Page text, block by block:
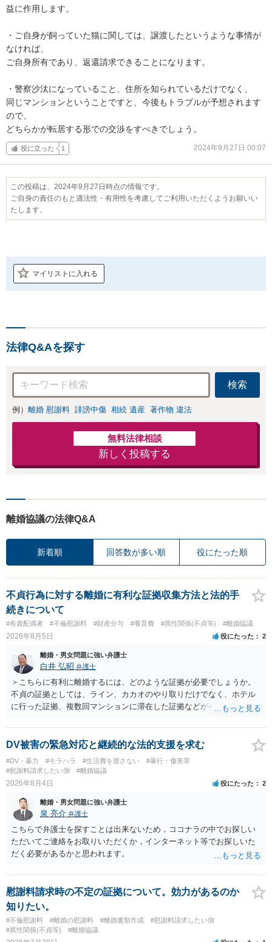
益に作用します。
・ご自身が飼っていた猫に関しては、譲渡したというような事情が
なければ、
ご自身所有であり、返還請求できることになります。
・警察沙汰になっていること、住所を知られているだけでなく、
同じマンションということですと、今後もトラブルが予想されます
ので、
どちらかが転居する形での交渉をすべきでしょう。
役に立った 1 2024年9月27日 00:07
この投稿は、2024年9月27日時点の情報です。
ご自身の責任のもと適法性・有用性を考慮してご利用いただくようお願いい
たします。
マイリストに入れる
法律Q&Aを探す
検索
例） 離婚 慰謝料 誹謗中傷 相続 遺産 著作物 違法
無料法律相談
新しく投稿する
離婚協議の法律Q&A
新着順 回答数が多い順 役にたった順
不貞行為に対する離婚に有利な証拠収集方法と法的手
続きについて
#有責配偶者 #不倫慰謝料 #財産分与 #養育費 #異性関係(不貞等) #離婚協議
2026年8月5日 役にたった 2
離婚・男女問題に強い弁護士
白井 弘昭 弁護士
＞こちらに有利に離婚するには、どのような証拠が必要でしょうか。
不貞の証拠としては、ライン、カカオのやり取りだけでなく、ホテル
に行った証拠、複数回マンションに滞在した証拠などが有効です。 不
婚する、慰謝料をとるなど）ことができると思われます。 ただし、不
貞発覚後、長期間同居を続けると、不貞を許したとの評価につながる
DV被害の緊急対応と継続的な法的支援を求む
#DV・暴力 #モラハラ #生活費を渡さない
#暴行・傷害罪
#慰謝料請求したい側
#離婚協議
2026年8月4日 役にたった 2
離婚・男女問題に強い弁護士
泉 亮介 弁護士
こちらで弁護士を探すことは出来ないため，ココナラの中でお探しい
ただいてご連絡をお取りいただくか，インターネット等でお探しいた
だく必要があるかと思われます。
慰謝料請求時の不定の証拠について。効力があるのか
知りたい。
#不倫慰謝料 #離婚の慰謝料 #離婚書類作成
#慰謝料請求したい側
#異性関係(不貞等)
#離婚協議